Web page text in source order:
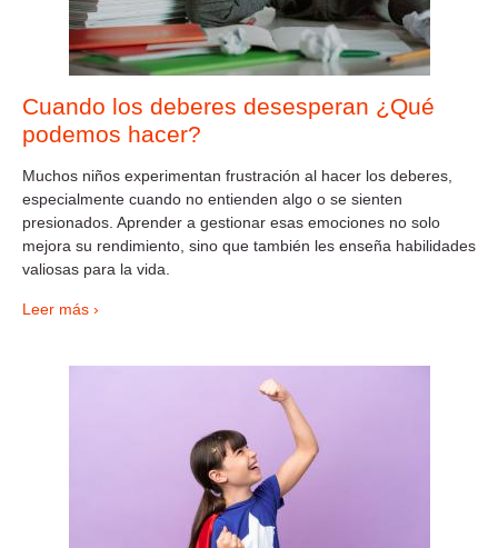
Cuando los deberes desesperan ¿Qué
podemos hacer?
Muchos niños experimentan frustración al hacer los deberes,
especialmente cuando no entienden algo o se sienten
presionados. Aprender a gestionar esas emociones no solo
mejora su rendimiento, sino que también les enseña habilidades
valiosas para la vida.
Leer más ›